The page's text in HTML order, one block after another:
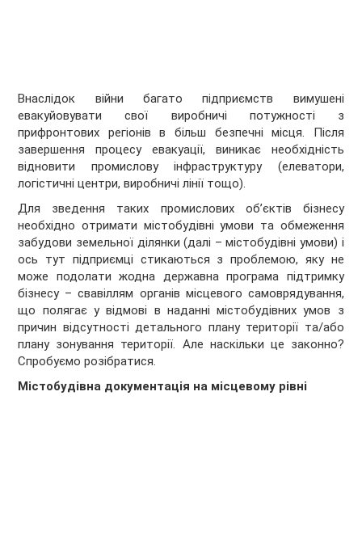
Внаслідок війни багато підприємств вимушені
евакуйовувати свої виробничі потужності з
прифронтових регіонів в більш безпечні місця. Після
завершення процесу евакуації, виникає необхідність
відновити промислову інфраструктуру (елеватори,
логістичні центри, виробничі лінії тощо).
Для зведення таких промислових об’єктів бізнесу
необхідно отримати містобудівні умови та обмеження
забудови земельної ділянки (далі – містобудівні умови) і
ось тут підприємці стикаються з проблемою, яку не
може подолати жодна державна програма підтримку
бізнесу – свавіллям органів місцевого самоврядування,
що полягає у відмові в наданні містобудівних умов з
причин відсутності детального плану території та/або
плану зонування території. Але наскільки це законно?
Спробуємо розібратися.
Містобудівна документація на місцевому рівні